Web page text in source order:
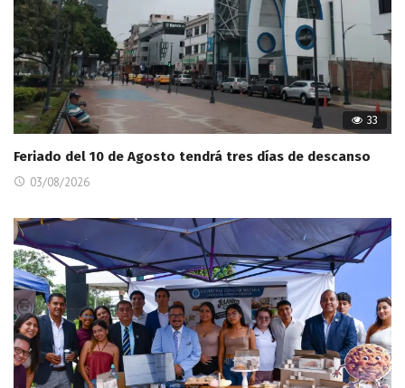
33
Feriado del 10 de Agosto tendrá tres días de descanso
03/08/2026